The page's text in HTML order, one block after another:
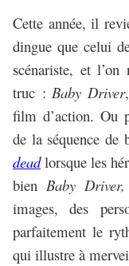
Cette année, il
dingue que celui
scénariste, et
truc :Baby Driver
film d’action. Ou
de la séquence de
deadlorsque les
bien Baby Driver,
images, des
parfaitement le
qui illustre à